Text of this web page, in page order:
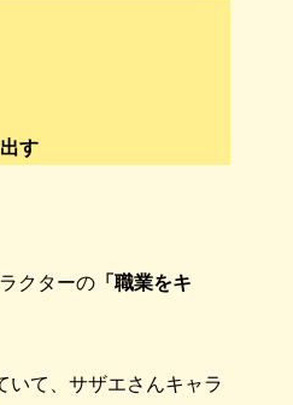
す
クターの「職業をキ
いて、サザエさんキャラ